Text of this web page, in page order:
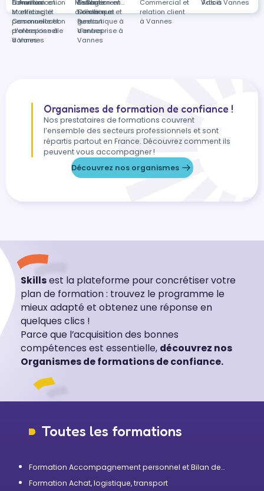
la-Coste
Valois
à Aurillac
Management
à distance
Communication
et efficacité
personnelle et
professionnelle
à Vannes
Outils
Numérique et
Bureautique à
Vannes
Commercial et
relation client
à Vannes
Arts à Vannes
Formation en
Marketing et
Communication
d'entreprise à
Vannes
Formation en
Création et
gestion
d'entreprise à
Vannes
Organismes de formation de confiance !
Nos prestataires de formations couvrent
l’ensemble des secteurs professionnels et sont
répartis partout en France. Découvrez comment ils
peuvent vous accompagner !
Découvrez nos organismes
Skillsest la plateforme pour concrétiser votre
plan de formation : trouvez le programme le
mieux adapté et obtenez une réponse en
quelques clics !
Parce que l’acquisition des bonnes
compétences est essentielle, découvrez nos
Organismes de formations de confiance.
Toutes les formations
Formation Accompagnement personnel et Bilan de
Formation Achat, logistique, transport